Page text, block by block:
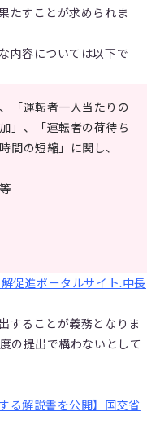
たすことが求められま
内容については以下で
「運転者一人当たりの
」、「運転者の荷待ち
間の短縮」に関し、
促進ポータルサイト.中長
することが義務となりま
の提出で構わないとして
る解説書を公開】国交省